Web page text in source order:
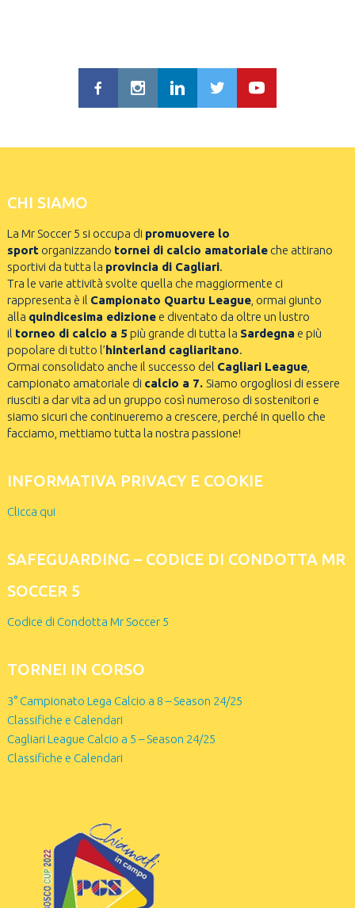
CHI SIAMO
La Mr Soccer 5 si occupa di promuovere lo
sportorganizzando tornei di calcio amatorialeche attirano
sportivi da tutta la provincia di Cagliari.
Tra le varie attività svolte quella che maggiormente ci
rappresenta è il Campionato Quartu League, ormai giunto
alla quindicesima edizionee diventato da oltre un lustro
il torneo di calcio a 5 più grande di tutta la Sardegna e più
popolare di tutto l’hinterland cagliaritano.
Ormai consolidato anche il successo del Cagliari League,
campionato amatoriale di calcio a 7. Siamo orgogliosi di essere
riusciti a dar vita ad un gruppo così numeroso di sostenitori e
siamo sicuri che continueremo a crescere, perché in quello che
facciamo, mettiamo tutta la nostra passione!
INFORMATIVA PRIVACY E COOKIE
Clicca qui
SAFEGUARDING – CODICE DI CONDOTTA MR
SOCCER 5
Codice di Condotta Mr Soccer 5
TORNEI IN CORSO
3° Campionato Lega Calcio a 8 – Season 24/25
Classifiche e Calendari
Cagliari League Calcio a 5 – Season 24/25
Classifiche e Calendari